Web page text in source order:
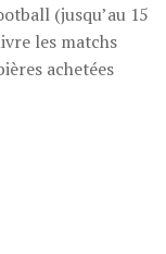
(jusqu’au 15
les matchs
achetées